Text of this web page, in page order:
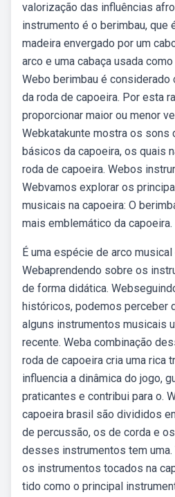
valorização das influências
instrumento é o berimbau, que
madeira envergado por um
arco e uma cabaça usada
Webo berimbau é considerado
da roda de capoeira. Por esta
proporcionar maior ou menor
Webkatakunte mostra os sons
básicos da capoeira, os quais
roda de capoeira. Webos
Webvamos explorar os
musicais na capoeira: O
mais emblemático da capoeira.
É uma espécie de arco
Webaprendendo sobre os
de forma didática.
históricos, podemos perceber
alguns instrumentos musicais
recente. Weba combinação
roda de capoeira cria uma rica
influencia a dinâmica do jogo,
praticantes e contribui para o.
capoeira brasil são divididos
de percussão, os de corda e
desses instrumentos tem uma.
os instrumentos tocados na
tido como o principal